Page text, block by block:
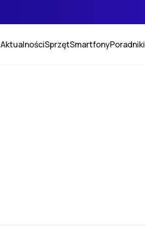
AktualnościSprzętSmartfonyPoradniki